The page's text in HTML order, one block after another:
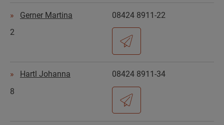
Gerner Martina
08424 8911-22
2
Hartl Johanna
08424 8911-34
8